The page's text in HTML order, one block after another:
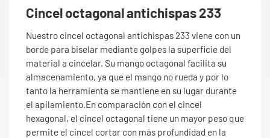
Cincel octagonal antichispas 233
Nuestro cincel octagonal antichispas 233 viene con un
borde para biselar mediante golpes la superficie del
material a cincelar. Su mango octagonal facilita su
almacenamiento, ya que el mango no rueda y por lo
tanto la herramienta se mantiene en su lugar durante
el apilamiento.En comparación con el cincel
hexagonal, el cincel octagonal tiene un mayor peso que
permite el cincel cortar con más profundidad en la